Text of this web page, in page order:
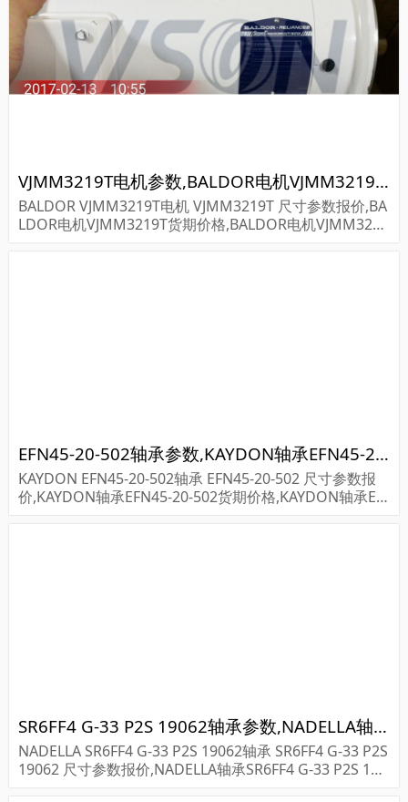
VJMM3219T电机参数,BALDOR电机VJMM3219T重量
BALDOR VJMM3219T电机 VJMM3219T 尺寸参数报价,BA
LDOR电机VJMM3219T货期价格,BALDOR电机VJMM3219
EFN45-20-502轴承参数,KAYDON轴承EFN45-20-502重量
KAYDON EFN45-20-502轴承 EFN45-20-502 尺寸参数报
价,KAYDON轴承EFN45-20-502货期价格,KAYDON轴承EF
SR6FF4 G-33 P2S 19062轴承参数,NADELLA轴承SR6FF4 G-33 P2S 19062重量
NADELLA SR6FF4 G-33 P2S 19062轴承 SR6FF4 G-33 P2S
19062 尺寸参数报价,NADELLA轴承SR6FF4 G-33 P2S 190